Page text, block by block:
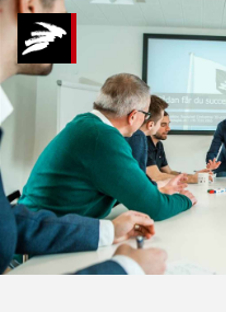
Praktiske
Spørgsmål til
Hvad
dig